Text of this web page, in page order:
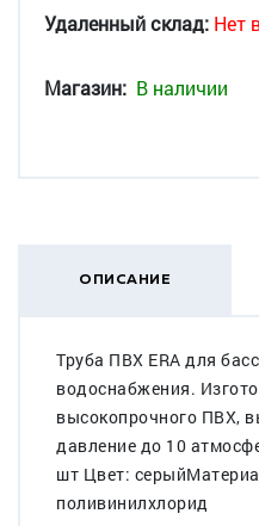
Удаленный склад: Нет
Магазин: В наличии
ОПИСАНИЕ
Труба ПВХ ERA для
водоснабжения.
высокопрочного ПВХ,
давление до 10
шт Цвет:
поливинилхлорид